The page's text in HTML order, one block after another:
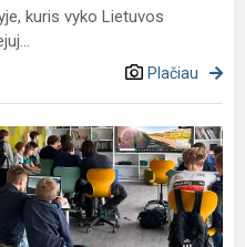
kuris vyko Lietuvos
Plačiau